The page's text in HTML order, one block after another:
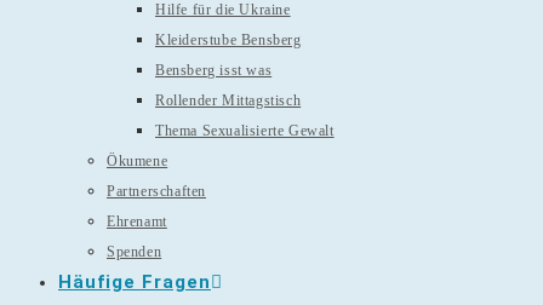
Hilfe für die Ukraine
Kleiderstube Bensberg
Bensberg isst was
Rollender Mittagstisch
Thema Sexualisierte Gewalt
Ökumene
Partnerschaften
Ehrenamt
Spenden
Häufige Fragen